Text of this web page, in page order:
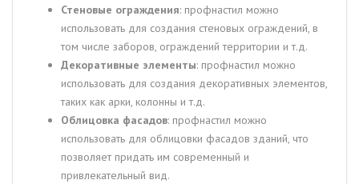
Стеновые ограждения: профнастил можно
использовать для создания стеновых ограждений, в
том числе заборов, ограждений территории и т.д.
Декоративные элементы: профнастил можно
использовать для создания декоративных элементов,
таких как арки, колонны и т.д.
Облицовка фасадов: профнастил можно
использовать для облицовки фасадов зданий, что
позволяет придать им современный и
привлекательный вид.